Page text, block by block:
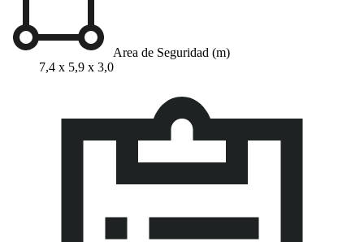
Area de Seguridad (m)
7,4 x 5,9 x 3,0